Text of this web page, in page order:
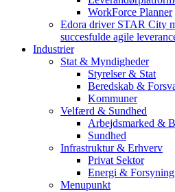
WorkForce Planner
Edora driver STAR City
succesfulde agile
Industrier
Stat & Myndigheder
Styrelser & Stat
Beredskab &
Kommuner
Velfærd & Sundhed
Arbejdsmarked &
Sundhed
Infrastruktur & Erhverv
Privat Sektor
Energi & Forsyning
Menupunkt